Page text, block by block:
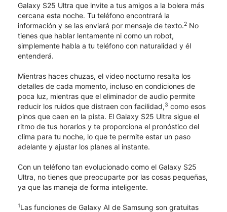
Galaxy S25 Ultra que invite a tus amigos a la bolera más
cercana esta noche. Tu teléfono encontrará la
información y se las enviará por mensaje de texto.2 No
tienes que hablar lentamente ni como un robot,
simplemente habla a tu teléfono con naturalidad y él
entenderá.
Mientras haces chuzas, el video nocturno resalta los
detalles de cada momento, incluso en condiciones de
poca luz, mientras que el eliminador de audio permite
reducir los ruidos que distraen con facilidad,3 como esos
pinos que caen en la pista. El Galaxy S25 Ultra sigue el
ritmo de tus horarios y te proporciona el pronóstico del
clima para tu noche, lo que te permite estar un paso
adelante y ajustar los planes al instante.
Con un teléfono tan evolucionado como el Galaxy S25
Ultra, no tienes que preocuparte por las cosas pequeñas,
ya que las maneja de forma inteligente.
1Las funciones de Galaxy AI de Samsung son gratuitas